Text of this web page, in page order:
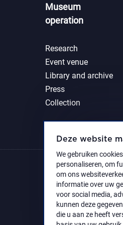
Deze website
We gebruiken
personaliseren, om
om ons
informatie over uw
voor social media,
kunnen deze
die u aan ze heeft
Museum
operation
Research
Event venue
Library and archive
Press
Collection